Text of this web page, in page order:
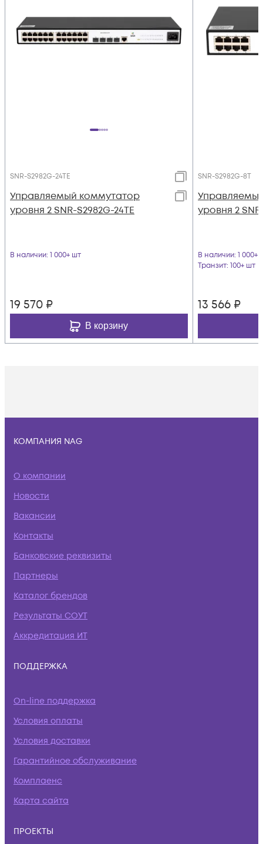
SNR-S2982G-24TE
Управляемый коммутатор
уровня 2 SNR-S2982G-24TE
В наличии: 1 000+ шт
19 570 ₽
В корзину
SNR-S2982G-8T
уровня 2
В наличии: 1 000+
Транзит: 100+ шт
13 566 ₽
КОМПАНИЯ NAG
О компании
Новости
Вакансии
Контакты
Банковские реквизиты
Партнеры
Каталог брендов
Результаты СОУТ
Аккредитация ИТ
ПОДДЕРЖКА
On-line поддержка
Условия оплаты
Условия доставки
Гарантийное обслуживание
Комплаенс
Карта сайта
ПРОЕКТЫ